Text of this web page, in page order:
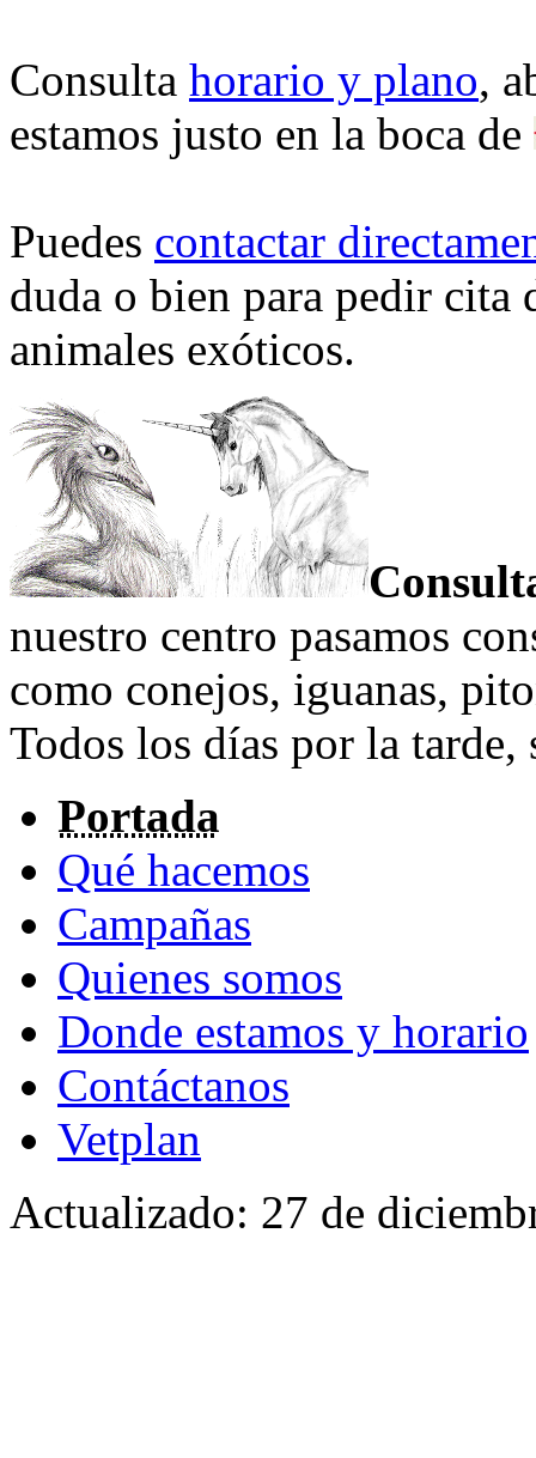
Consulta horario y plano,
estamos justo en la boca de
Puedes contactar
duda o bien para pedir cita
animales exóticos.
nuestro centro pasamos
como conejos, iguanas,
Todos los días por la
Portada
Qué hacemos
Campañas
Quienes somos
Donde estamos y horario
Contáctanos
Vetplan
Actualizado: 27 de